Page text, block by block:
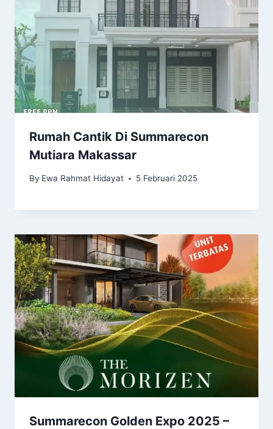
Rumah Cantik Di Summarecon
Mutiara Makassar
By Ewa Rahmat Hidayat 5 Februari 2025
Summarecon Golden Expo 2025 –